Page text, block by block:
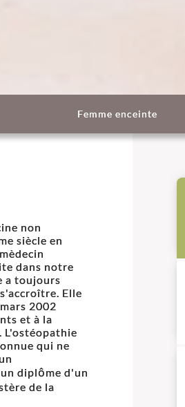
Femme enceinte
non
siècle en
dans notre
a toujours
Elle
2002
et à la
L'ostéopathie
qui ne
diplôme d'un
de la